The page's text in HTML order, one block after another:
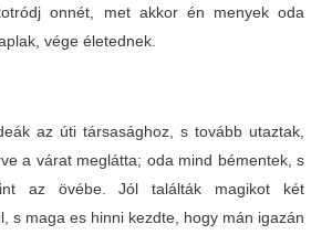
onnét, met akkor én menyek oda
vége életednek.
az úti társasághoz, s tovább utaztak,
a várat meglátta; oda mind bémentek, s
az övébe. Jól találták magikot két
s maga es hinni kezdte, hogy mán igazán